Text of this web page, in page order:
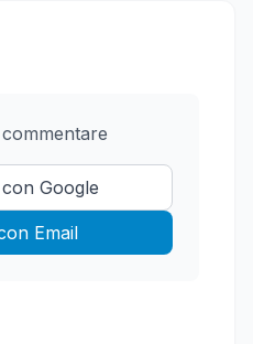
Google
Email